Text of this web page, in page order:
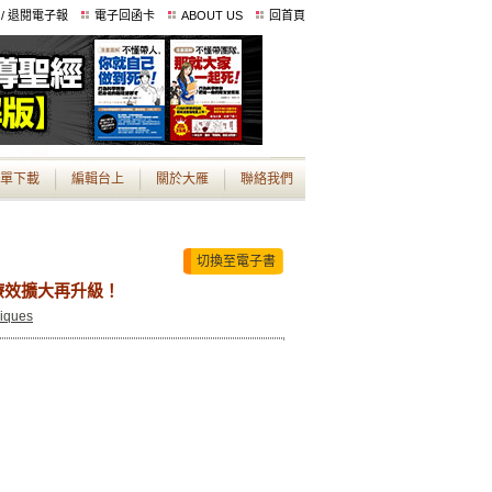
退閱電子報 電子回函卡 ABOUT US 回首頁
下載 編輯台上 關於大雁 聯絡我們
切換至電子書
擴大再升級！